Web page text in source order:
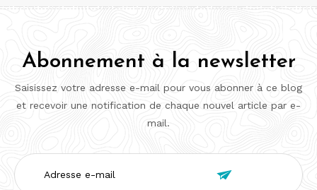
Abonnement à la newsletter
Saisissez votre adresse e-mail pour vous abonner à ce blog
et recevoir une notification de chaque nouvel article par e-
mail.
Adresse
e-
